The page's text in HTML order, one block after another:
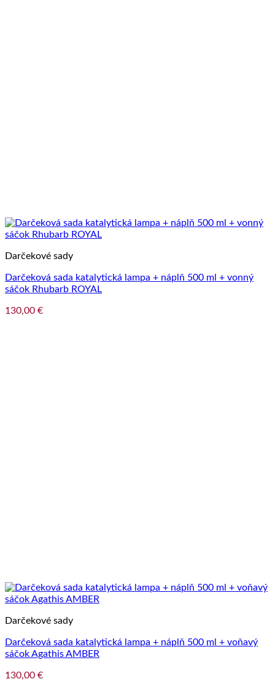
Darčekové sady
Darčeková sada katalytická lampa + náplň 500 ml + vonný
sáčok Rhubarb ROYAL
130,00 €
Darčekové sady
Darčeková sada katalytická lampa + náplň 500 ml + voňavý
sáčok Agathis AMBER
130,00 €